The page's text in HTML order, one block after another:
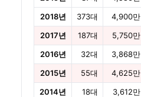
2018년
373대 4,900만
2017년
187대 5,750만
2016년
32대 3,868만
2015년
55대 4,625만
2014년
18대 3,612만